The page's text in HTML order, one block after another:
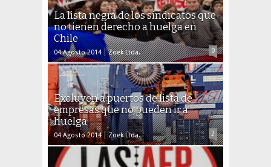
La lista negra de los sindicatos que
no tienen derecho a huelga en
Chile
04 Agosto 2014 Zoek Ltda. 0
Excluyen a puertos de lista de
empresas que no pueden ir a
huelga
04 Agosto 2014 Zoek Ltda. 2